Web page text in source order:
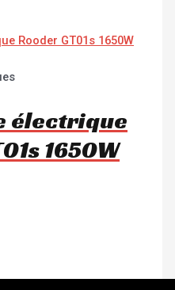
électrique
1650W